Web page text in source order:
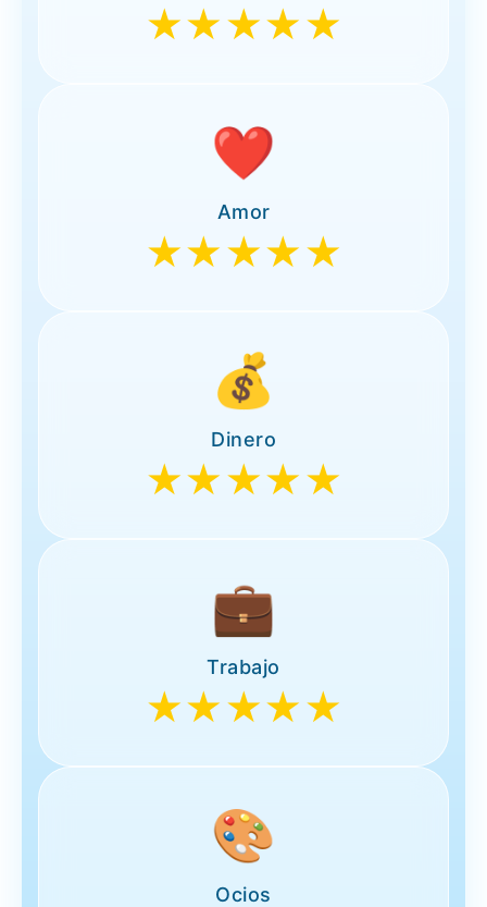
★★★★★
❤️
Amor
★★★★★
💰
Dinero
★★★★★
💼
Trabajo
★★★★★
🎨
Ocios